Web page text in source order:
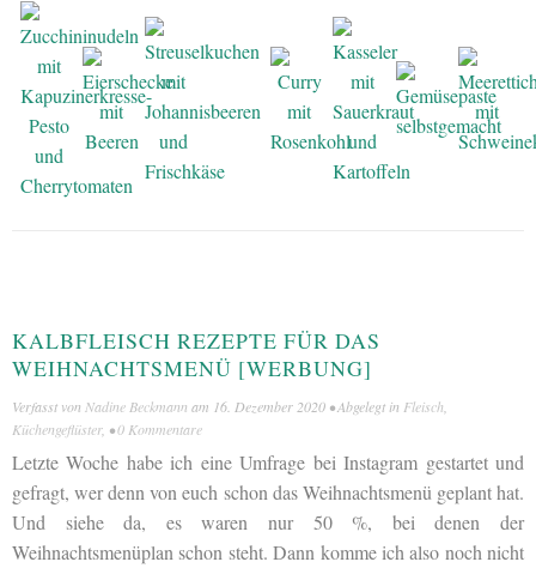
KALBFLEISCH REZEPTE FÜR DAS
WEIHNACHTSMENÜ [WERBUNG]
Verfasst von Nadine Beckmann am 16. Dezember 2020 • Abgelegt in Fleisch
Küchengeflüster, •0 Kommentare
Letzte Woche habe ich eine Umfrage bei Instagram gestartet und
gefragt, wer denn von euch schon das Weihnachtsmenü geplant hat.
Und siehe da, es waren nur 50 %, bei denen der
Weihnachtsmenüplan schon steht. Dann komme ich also noch nicht